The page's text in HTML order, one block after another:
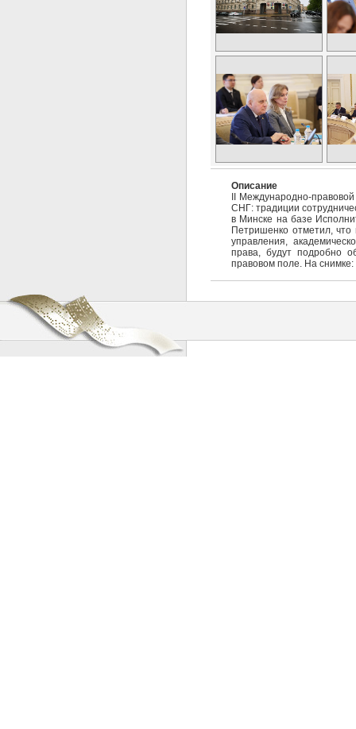
Описание
II Международно-
СНГ: традиции
в Минске на базе
Петришенко отметил, что
управления,
права, будут подробно
правовом поле. На